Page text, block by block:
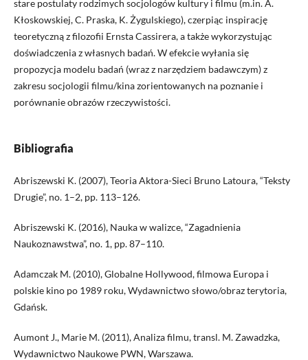
stare postulaty rodzimych socjologów kultury i filmu (m.in. A.
Kłoskowskiej, C. Praska, K. Żygulskiego), czerpiąc inspirację
teoretyczną z filozofii Ernsta Cassirera, a także wykorzystując
doświadczenia z własnych badań. W efekcie wyłania się
propozycja modelu badań (wraz z narzędziem badawczym) z
zakresu socjologii filmu/kina zorientowanych na poznanie i
porównanie obrazów rzeczywistości.
Bibliografia
Abriszewski K. (2007), Teoria Aktora-Sieci Bruno Latoura, “Teksty
Drugie”, no. 1–2, pp. 113–126.
Abriszewski K. (2016), Nauka w walizce, “Zagadnienia
Naukoznawstwa”, no. 1, pp. 87–110.
Adamczak M. (2010), Globalne Hollywood, filmowa Europa i
polskie kino po 1989 roku, Wydawnictwo słowo/obraz terytoria,
Gdańsk.
Aumont J., Marie M. (2011), Analiza filmu, transl. M. Zawadzka,
Wydawnictwo Naukowe PWN, Warszawa.